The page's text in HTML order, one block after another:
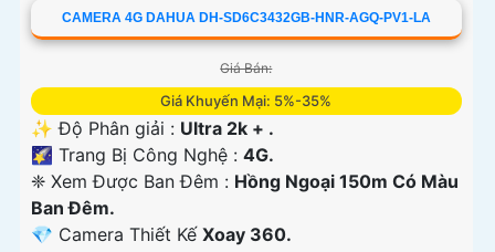
CAMERA 4G DAHUA DH-SD6C3432GB-HNR-AGQ-PV1-LA
Giá Bán:
Giá Khuyến Mại: 5%-35%
✨ Độ Phân giải : Ultra 2k + .
🌠 Trang Bị Công Nghệ : 4G.
❈ Xem Được Ban Đêm : Hồng Ngoại 150m Có Màu
Ban Ðêm.
💎 Camera Thiết Kế Xoay 360.